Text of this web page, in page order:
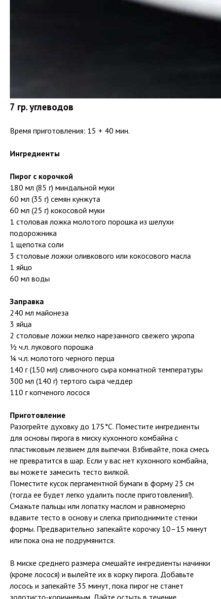
7 гр. углеводов
Время приготовления: 15 + 40 мин.
Ингредиенты
Пирог с корочкой
180 мл (85 г) миндальной муки
60 мл (35 г) семян кунжута
60 мл (25 г) кокосовой муки
1 столовая ложка молотого порошка из шелухи
подорожника
1 щепотка соли
3 столовые ложки оливкового или кокосового масла
1 яйцо
60 мл воды
Заправка
240 мл майонеза
3 яйца
2 столовые ложки мелко нарезанного свежего укропа
½ ч.л. лукового порошка
¼ ч.л. молотого черного перца
140 г (150 мл) сливочного сыра комнатной температуры
300 мл (140 г) тертого сыра чеддер
110 г копченого лосося
Приготовление
Разогрейте духовку до 175°C. Поместите ингредиенты
для основы пирога в миску кухонного комбайна с
пластиковым лезвием для выпечки. Взбивайте, пока смесь
не превратится в шар. Если у вас нет кухонного комбайна,
вы можете замесить тесто вилкой.
Поместите кусок пергаментной бумаги в форму 23 см
(тогда ее будет легко удалить после приготовления!).
Смажьте пальцы или лопатку маслом и равномерно
вдавите тесто в основу и слегка приподнимите стенки
формы. Предварительно запекайте корочку 10–15 минут
или пока она не подрумянится.
В миске среднего размера смешайте ингредиенты начинки
(кроме лосося) и вылейте их в корку пирога. Добавьте
лосось и запекайте 35 минут, пока пирог не станет
золотисто-коричневым. Дайте остыть в течение